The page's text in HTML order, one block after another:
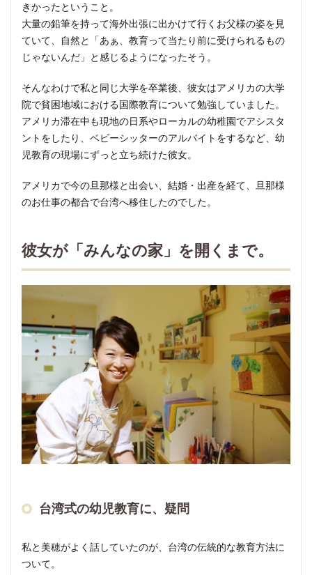
くま
で。
2.1
式の
幼児
に、
疑問
日本
の幼
園、
モン
テッ
ソー
リ教
育の
教員
資格
を取
得
2.3
自宅
で絵
本読
や工
作の
を始
めた
きかったということ。
大量の鉛筆を持って海外出張に出かけて行くお父様の姿を見
ていて、自然と「あぁ、教育って当たり前に受けられるもの
じゃないんだ」と感じるようになったそう。
そんなわけで私と同じ大学を卒業後、彼女はアメリカの大学
院で貧困地域における国際教育について勉強していました。
アメリカ滞在中も現地の日系やローカルの幼稚園でアシスタ
ントをしたり、ベビーシッターのアルバイトをするなど、幼
児教育の現場にずっと立ち続けた彼女。
アメリカで今の旦那様と出会い、結婚・出産を経て、旦那様
のお仕事の都合で台湾へ移住したのでした。
彼女が「みんなの家」を開くまで。
台湾式の幼児教育に、疑問
私と美穂がよく話していたのが、台湾の伝統的な教育方法に
ついて。